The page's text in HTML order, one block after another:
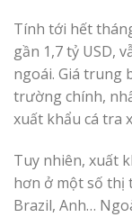
Tính tới hết
gần 1,7 tỷ USD,
ngoái. Giá trung
trường chính,
xuất khẩu cá tra
Tuy nhiên, xuất
hơn ở một số thị
Brazil, Anh…